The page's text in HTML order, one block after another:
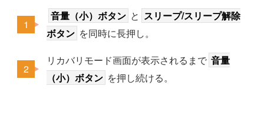
音量（小）ボタン と スリープ/スリープ解除
ボタン を同時に長押し。
リカバリモード画面が表示されるまで 音量
（小）ボタン を押し続ける。